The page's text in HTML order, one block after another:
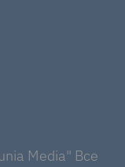
Media" Все